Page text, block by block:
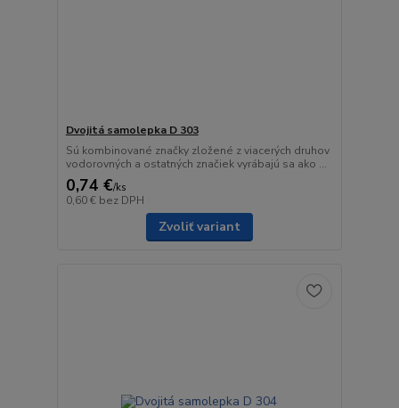
Dvojitá samolepka D 303
Sú kombinované značky zložené z viacerých druhov
vodorovných a ostatných značiek vyrábajú sa ako ...
0,74 €/ks
0,60 € bez DPH
Zvoliť variant